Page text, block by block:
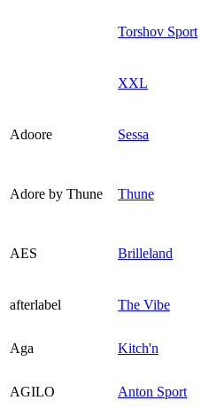
Torshov Sport
XXL
Adoore Sessa
Adore by Thune Thune
AES Brilleland
afterlabel The Vibe
Aga
Kitch'n
AGILO Anton Sport